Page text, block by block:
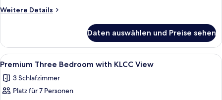
anzeigen
Weitere Details
Weitere
Three
Bedroom
with
View
Daten auswählen und Preise sehen
Alle
Fotos
für
Premium
Premium Three Bedroom with
14
Premium Three Bedroom with KLCC View
3 Schlafzimmer
Platz für 7 Personen